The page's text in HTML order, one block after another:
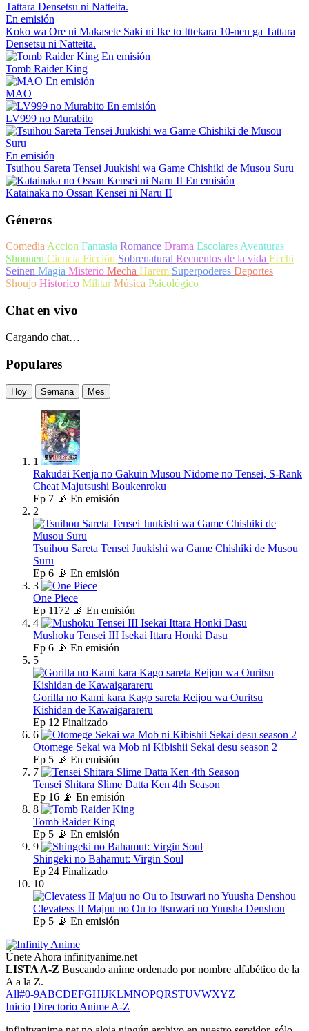
En emisión
Koko wa Ore ni Makasete Saki ni Ike to Ittekara 10-nen ga Tattara
Densetsu ni Natteita.
En emisión
Tomb Raider King
En emisión
MAO
En emisión
LV999 no Murabito
En emisión
Tsuihou Sareta Tensei Juukishi wa Game Chishiki de Musou Suru
En emisión
Katainaka no Ossan Kensei ni Naru II
Géneros
ComediaAccion Fantasia Romance Drama EscolaresAventuras
Shounen Ciencia Ficción Sobrenatural Recuentos de la vida Ecchi
Seinen Magia Misterio Mecha Harem Superpoderes Deportes
Shoujo Historico MilitarMúsica Psicológico
Chat en vivo
Cargando chat…
Populares
Hoy Semana Mes
1
Rakudai Kenja no Gakuin Musou Nidome no Tensei, S-Rank
Cheat Majutsushi Boukenroku
Ep 7 📡 En emisión
2
Tsuihou Sareta Tensei Juukishi wa Game Chishiki de Musou
Suru
Ep 6 📡 En emisión
3
One Piece
Ep 1172 📡 En emisión
4
Mushoku Tensei III Isekai Ittara Honki Dasu
Ep 6 📡 En emisión
5
Gorilla no Kami kara Kago sareta Reijou wa Ouritsu
Kishidan de Kawaigarareru
Ep 12 Finalizado
6
Otomege Sekai wa Mob ni Kibishii Sekai desu season 2
Ep 5 📡 En emisión
7
Tensei Shitara Slime Datta Ken 4th Season
Ep 16 📡 En emisión
8
Tomb Raider King
Ep 5 📡 En emisión
9
Shingeki no Bahamut: Virgin Soul
Ep 24 Finalizado
10
Clevatess II Majuu no Ou to Itsuwari no Yuusha Denshou
Ep 5 📡 En emisión
Únete Ahora infinityanime.net
LISTA A-Z Buscando anime ordenado por nombre alfabético de la
A a la Z.
All#0-9ABCDEFGHIJKLMNOPQRSTUVWXYZ
Inicio Directorio Anime A-Z